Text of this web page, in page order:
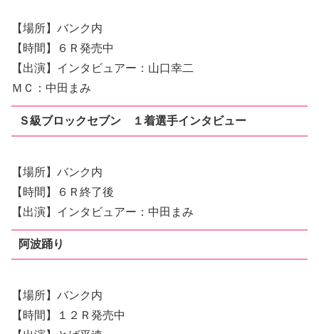
【場所】バンク内
【時間】６Ｒ発売中
【出演】インタビュアー：山口幸二
ＭＣ：中田まみ
Ｓ級ブロックセブン １着選手インタビュー
【場所】バンク内
【時間】６Ｒ終了後
【出演】インタビュアー：中田まみ
阿波踊り
【場所】バンク内
【時間】１２Ｒ発売中